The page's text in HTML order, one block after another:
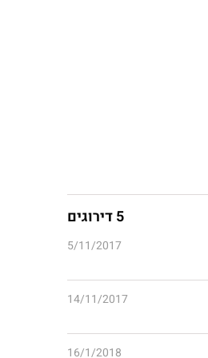
5 דירוגים
5/11/2017
14/11/2017
16/1/2018